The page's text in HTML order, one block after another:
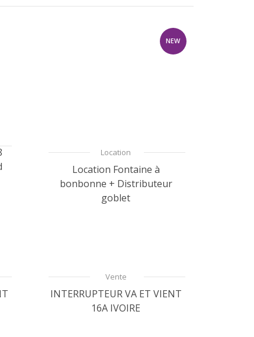
NEW
Location
Location Fontaine à
bonbonne + Distributeur
goblet
Vente
INTERRUPTEUR VA ET VIENT
16A IVOIRE